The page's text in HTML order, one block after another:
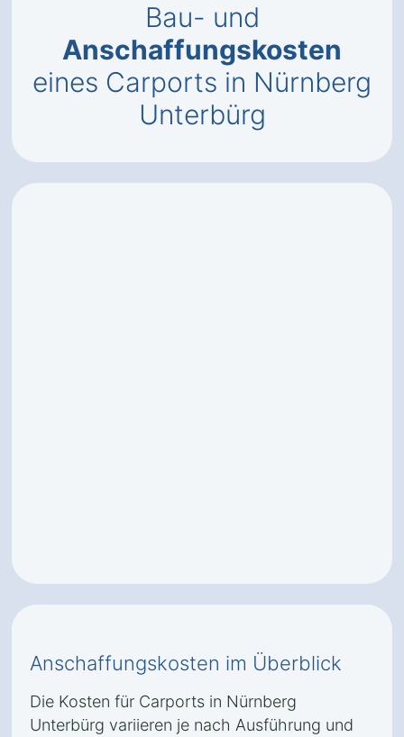
Bau- und
Anschaffungskosten
eines Carports in Nürnberg
Unterbürg
Anschaffungskosten im Überblick
Die Kosten für Carports in Nürnberg
Unterbürg variieren je nach Ausführung und